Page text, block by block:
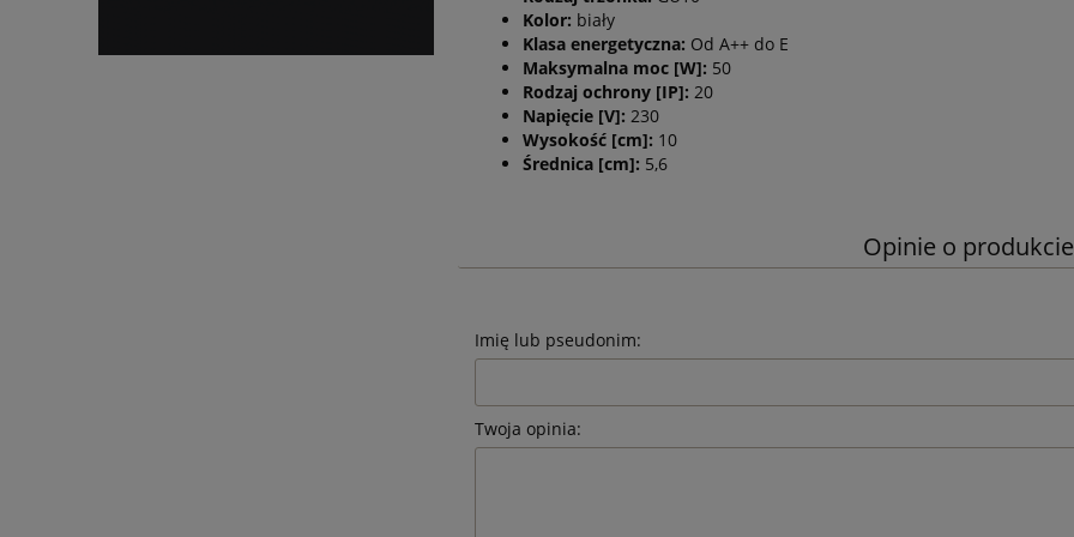
Kolor: biały
Klasa energetyczna: Od A++ do E
Maksymalna moc [W]: 50
Rodzaj ochrony [IP]: 20
Napięcie [V]: 230
Wysokość [cm]: 10
Średnica [cm]: 5,6
Opinie o
Imię lub pseudonim:
Twoja opinia: